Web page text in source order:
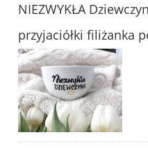
NIEZWYKŁA
przyjaciółki filiżanka